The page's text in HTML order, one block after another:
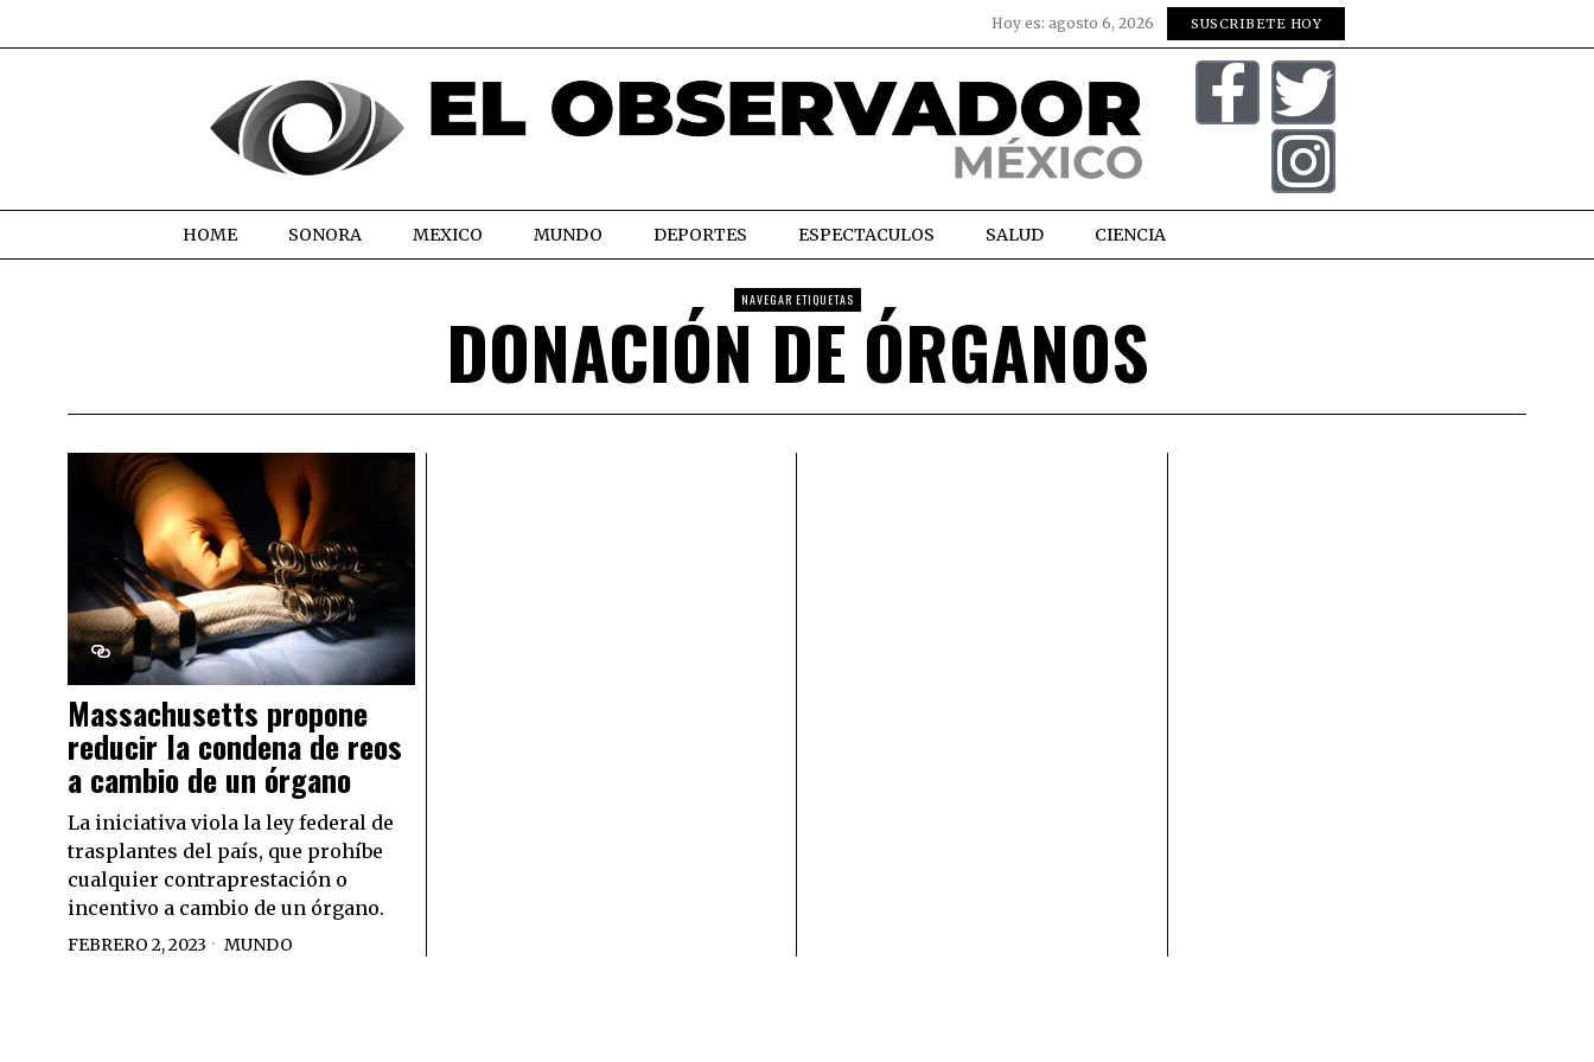
Hoy es: agosto 6, 2026 SUSCRIBETE HOY
HOME SONORA MEXICO MUNDO DEPORTES ESPECTACULOS SALUD CIENCIA
NAVEGAR ETIQUETAS
DONACIÓN DE ÓRGANOS
Massachusetts propone
reducir la condena de reos
a cambio de un órgano
La iniciativa viola la ley federal de
trasplantes del país, que prohíbe
cualquier contraprestación o
incentivo a cambio de un órgano.
FEBRERO 2, 2023 MUNDO